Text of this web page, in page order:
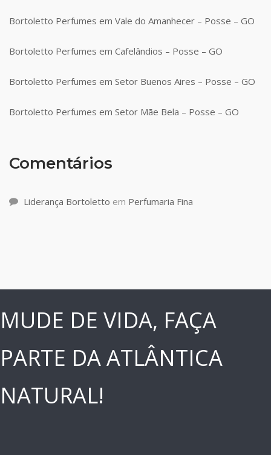
Bortoletto Perfumes em Vale do Amanhecer – Posse – GO
Bortoletto Perfumes em Cafelândios – Posse – GO
Bortoletto Perfumes em Setor Buenos Aires – Posse – GO
Bortoletto Perfumes em Setor Mãe Bela – Posse – GO
Comentários
Liderança Bortoletto em Perfumaria Fina
MUDE DE VIDA, FAÇA
PARTE DA ATLÂNTICA
NATURAL!